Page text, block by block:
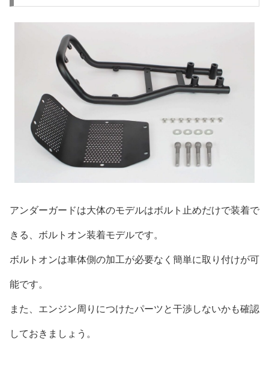
アンダーガードは大体のモデルはボルト止めだけで装着で
きる、ボルトオン装着モデルです。
ボルトオンは車体側の加工が必要なく簡単に取り付けが可
能です。
また、エンジン周りにつけたパーツと干渉しないかも確認
しておきましょう。